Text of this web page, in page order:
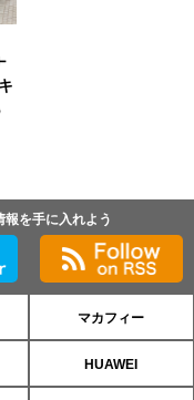
を手に入れよう
マカフィー
HUAWEI